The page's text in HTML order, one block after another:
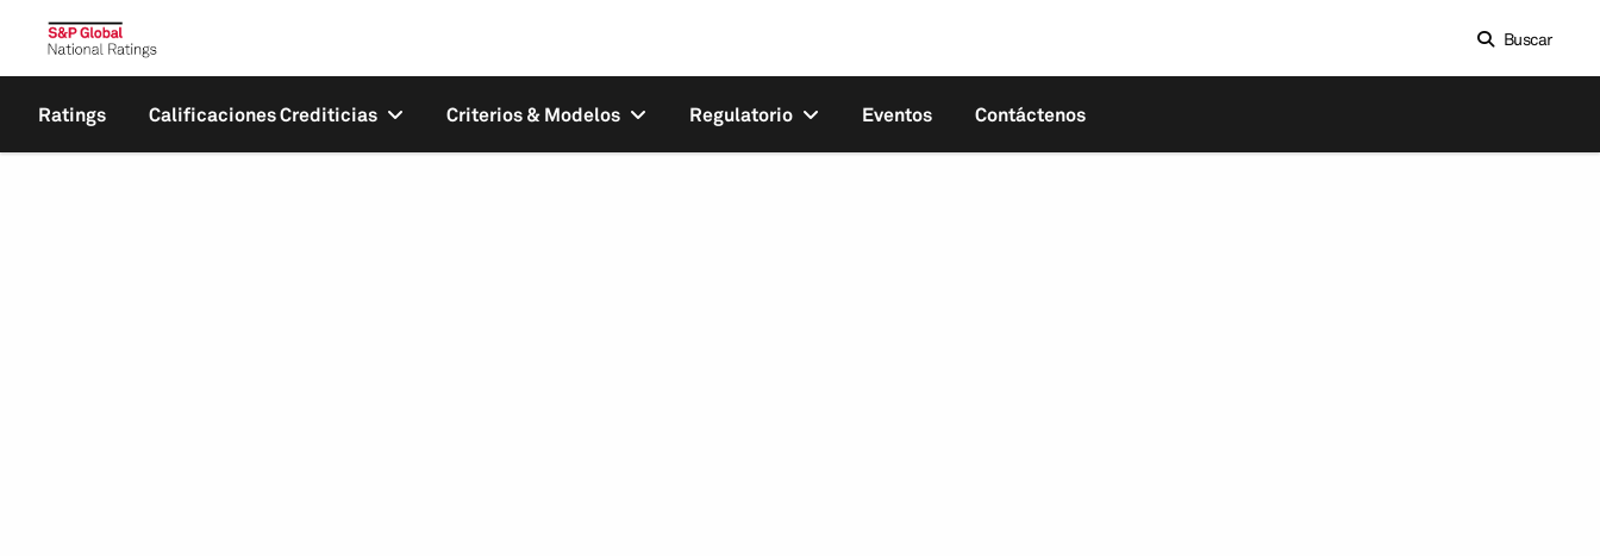
Buscar
Ratings Calificaciones Crediticias Criterios & Modelos Regulatorio Eventos Contáctenos